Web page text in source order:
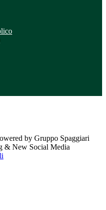
by Gruppo Spaggiari
& New Social Media